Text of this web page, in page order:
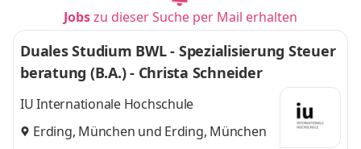
Jobszu dieser Suche per Mail erhalten
Duales Studium BWL - Spezialisierung Steuer
beratung (B.A.) - Christa Schneider
IU Internationale Hochschule
Erding, München und Erding, München